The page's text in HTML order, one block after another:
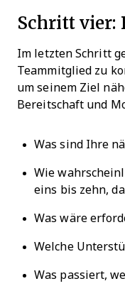
Schritt vier:
Im letzten Schritt
Teammitglied zu
um seinem Ziel
Bereitschaft und
Was sind Ihre
Wie
eins bis zehn,
Was wäre
Welche
Was passiert,